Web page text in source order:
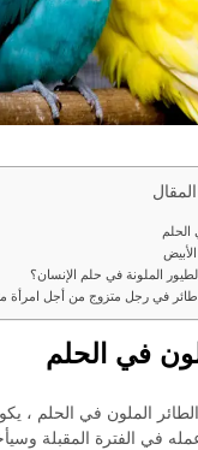
الملونة في حلم الإنسان؟
في رجل متزوج من أجل امرأة
في الحلم
الملون في الحلم ،
في الفترة المقبلة